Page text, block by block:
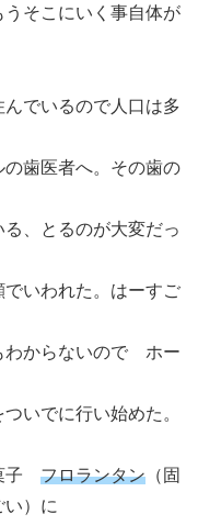
そこにいく事自体が
でいるので人口は多
歯医者へ。その歯の
る、とるのが大変だっ
いわれた。はーすご
わからないので ホー
いでに行い始めた。
子 フロランタン （固
）に